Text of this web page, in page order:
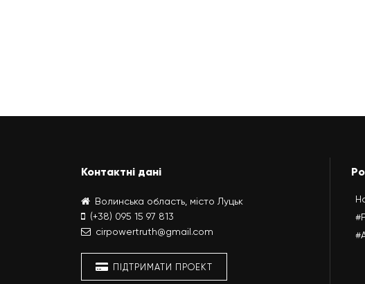
Контактні дані
Волинська область, місто Луцьк
(+38) 095 15 97 813
cirpowertruth@gmail.com
ПІДТРИМАТИ ПРОЕКТ